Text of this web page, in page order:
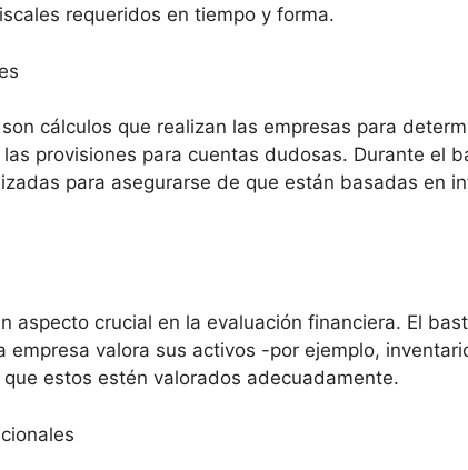
requeridos en tiempo y forma.
cálculos que realizan las empresas para
provisiones para cuentas dudosas. Durante el
para asegurarse de que están basadas en
aspecto crucial en la evaluación financiera. El
empresa valora sus activos -por ejemplo,
estos estén valorados adecuadamente.